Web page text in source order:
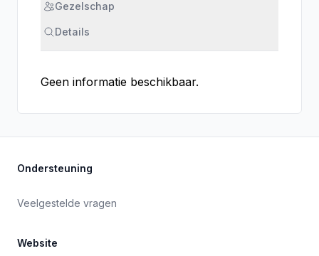
Gezelschap
Details
Geen informatie beschikbaar.
Ondersteuning
Veelgestelde vragen
Website